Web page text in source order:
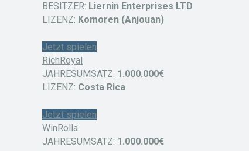
BESITZER: Liernin Enterprises LTD
LIZENZ: Komoren (Anjouan)
Jetzt spielen
RichRoyal
JAHRESUMSATZ: 1.000.000€
LIZENZ: Costa Rica
Jetzt spielen
WinRolla
JAHRESUMSATZ: 1.000.000€